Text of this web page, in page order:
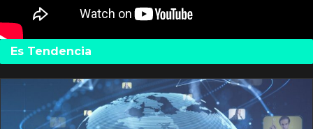
Es Tendencia